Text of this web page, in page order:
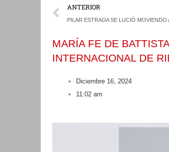
Prev
ANTERIOR
MARÍA FE DE
INTERNACIONAL DE
Diciembre 16, 2024
11:02 am